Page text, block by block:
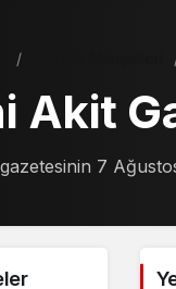
Akit
7